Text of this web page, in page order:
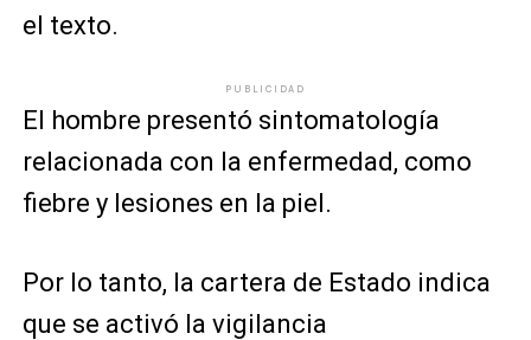
el texto.
PUBLICIDAD
El hombre presentó sintomatología
relacionada con la enfermedad, como
fiebre y lesiones en la piel.
Por lo tanto, la cartera de Estado indica
que se activó la vigilancia